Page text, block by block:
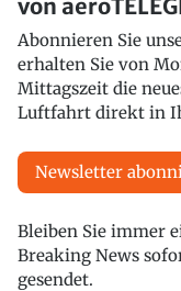
von
Abonnieren Sie
erhalten Sie von
Mittagszeit die
Luftfahrt direkt in
Newsletter
Bleiben Sie immer
Breaking News
gesendet.